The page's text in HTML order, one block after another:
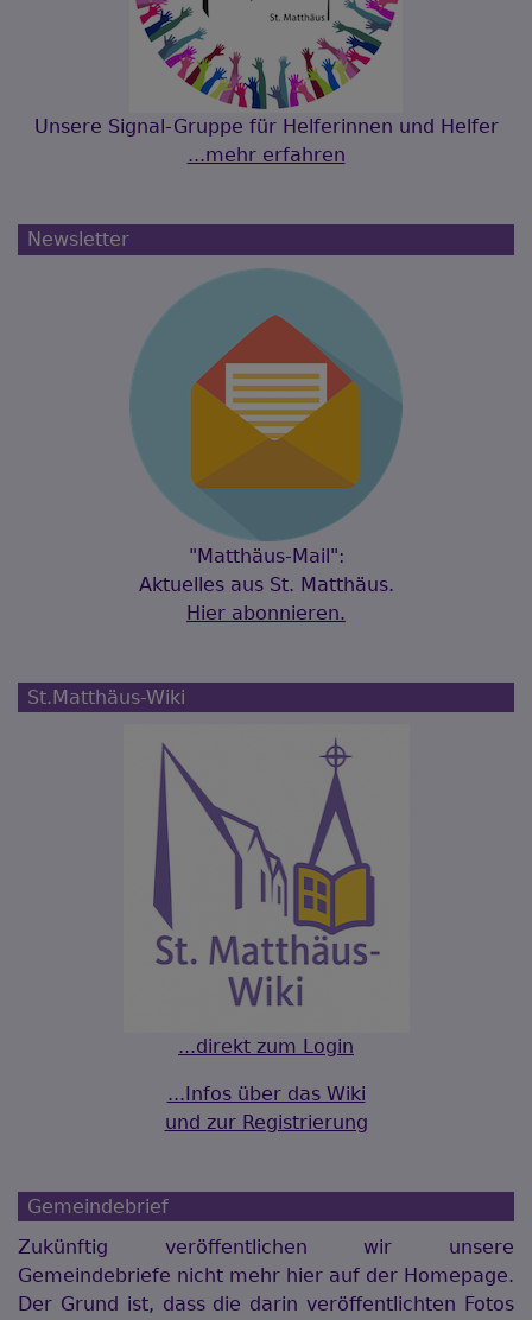
Unsere Signal-Gruppe für Helferinnen und Helfer
...mehr erfahren
Newsletter
"Matthäus-Mail":
Aktuelles aus St. Matthäus.
Hier abonnieren.
St.Matthäus-Wiki
...direkt zum Login
...Infos über das Wiki
und zur Registrierung
Gemeindebrief
Zukünftig veröffentlichen wir unsere
Gemeindebriefe nicht mehr hier auf der Homepage.
Der Grund ist, dass die darin veröffentlichten Fotos